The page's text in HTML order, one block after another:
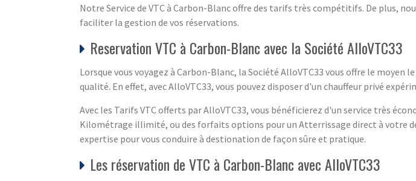
Notre Service de VTC à Carbon-Blanc offre des tarifs très compétitifs. De plus,
faciliter la gestion de vos réservations.
Reservation VTC à Carbon-Blanc avec la Société AlloVTC33
Lorsque vous voyagez à Carbon-Blanc, la Société AlloVTC33 vous offre le
qualité. En effet, avec AlloVTC33, vous pouvez disposer d'un chauffeur privé
Avec les Tarifs VTC offerts par AlloVTC33, vous bénéficierez d'un service très
Kilométrage illimité, ou des forfaits options pour un Atterrissage direct à votre
expertise pour vous conduire à destionation de façon sûre et pratique.
Les réservation de VTC à Carbon-Blanc avec AlloVTC33